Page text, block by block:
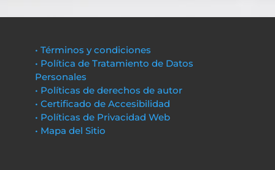
• Términos y condiciones
• Política de Tratamiento de Datos
Personales
• Políticas de derechos de autor
• Certificado de Accesibilidad
• Políticas de Privacidad Web
• Mapa del Sitio